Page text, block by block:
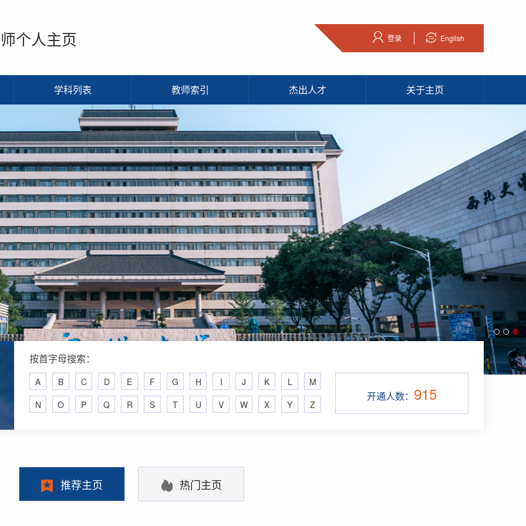
个人主页 登录 English
学科列表 教师索引 杰出人才 关于主页
按首字母搜索：
A B C D E F G H I J K L
M
N
O P Q R S T U V W X Y Z
开通人数： 915
推荐主页 热门主页